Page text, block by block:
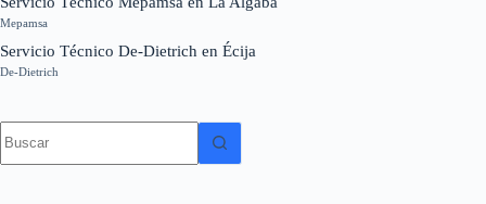
Mepamsa
Servicio Técnico De-Dietrich en Écija
De-Dietrich
resultados